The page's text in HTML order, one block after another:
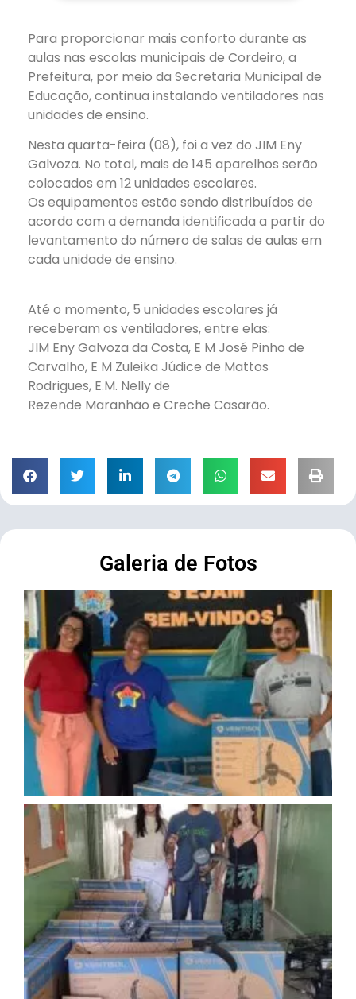
Para proporcionar mais conforto durante as
aulas nas escolas municipais de Cordeiro, a
Prefeitura, por meio da Secretaria Municipal de
Educação, continua instalando ventiladores nas
unidades de ensino.
Nesta quarta-feira (08), foi a vez do JIM Eny
Galvoza. No total, mais de 145 aparelhos serão
colocados em 12 unidades escolares.
Os equipamentos estão sendo distribuídos de
acordo com a demanda identificada a partir do
levantamento do número de salas de aulas em
cada unidade de ensino.
Até o momento, 5 unidades escolares já
receberam os ventiladores, entre elas:
JIM Eny Galvoza da Costa, E M José Pinho de
Carvalho, E M Zuleika Júdice de Mattos
Rodrigues, E.M. Nelly de
Rezende Maranhão e Creche Casarão.
Galeria de Fotos